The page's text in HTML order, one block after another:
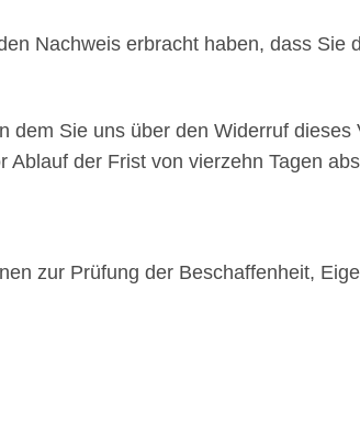
Nachweis erbracht haben, dass Sie
dem Sie uns über den Widerruf dieses
der Frist von vierzehn Tagen
zur Prüfung der Beschaffenheit,